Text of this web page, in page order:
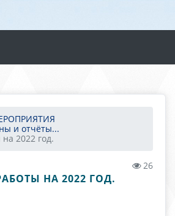
и отчёты...
2022 год.
26
НА 2022 ГОД.